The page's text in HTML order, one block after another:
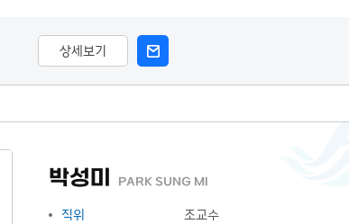
상세보기
박성미 PARK SUNG MI
직위
조교수